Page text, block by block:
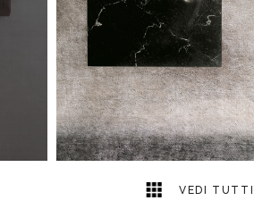
VEDI TUTTI